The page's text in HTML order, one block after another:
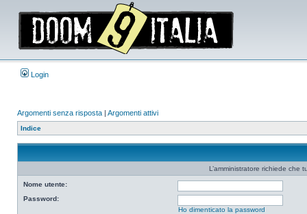
Login
Argomenti senza risposta | Argomenti attivi
Indice
L’amministratore richiede che
Nome utente:
Password:
Ho dimenticato la password